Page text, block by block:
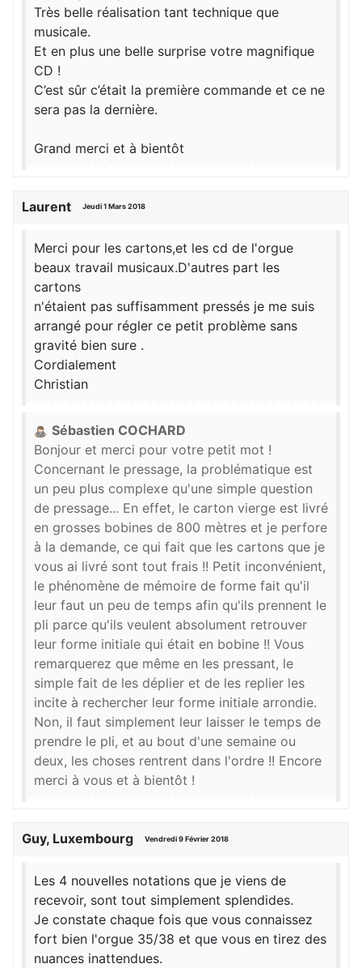
Très belle réalisation tant technique que
musicale.
Et en plus une belle surprise votre magnifique
CD !
C’est sûr c’était la première commande et ce ne
sera pas la dernière.
Grand merci et à bientôt
Laurent Jeudi 1 Mars 2018
Merci pour les cartons,et les cd de l'orgue
beaux travail musicaux.D'autres part les
cartons
n'étaient pas suffisamment pressés je me suis
arrangé pour régler ce petit problème sans
gravité bien sure .
Cordialement
Christian
Sébastien COCHARD
Bonjour et merci pour votre petit mot !
Concernant le pressage, la problématique est
un peu plus complexe qu'une simple question
de pressage... En effet, le carton vierge est livré
en grosses bobines de 800 mètres et je perfore
à la demande, ce qui fait que les cartons que je
vous ai livré sont tout frais !! Petit inconvénient,
le phénomène de mémoire de forme fait qu'il
leur faut un peu de temps afin qu'ils prennent le
pli parce qu'ils veulent absolument retrouver
leur forme initiale qui était en bobine !! Vous
remarquerez que même en les pressant, le
simple fait de les déplier et de les replier les
incite à rechercher leur forme initiale arrondie.
Non, il faut simplement leur laisser le temps de
prendre le pli, et au bout d'une semaine ou
deux, les choses rentrent dans l'ordre !! Encore
merci à vous et à bientôt !
Guy, Luxembourg Vendredi 9 Février 2018
Les 4 nouvelles notations que je viens de
recevoir, sont tout simplement splendides.
Je constate chaque fois que vous connaissez
fort bien l'orgue 35/38 et que vous en tirez des
nuances inattendues.